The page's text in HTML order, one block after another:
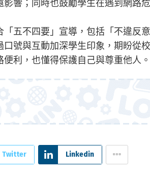
響；同時也鼓勵學生在遇到網路
「五不四要」宣導，包括「不違反
號與互動加深學生印象，期盼從
利，也懂得保護自己與尊重他人。
Twitter Linkedin